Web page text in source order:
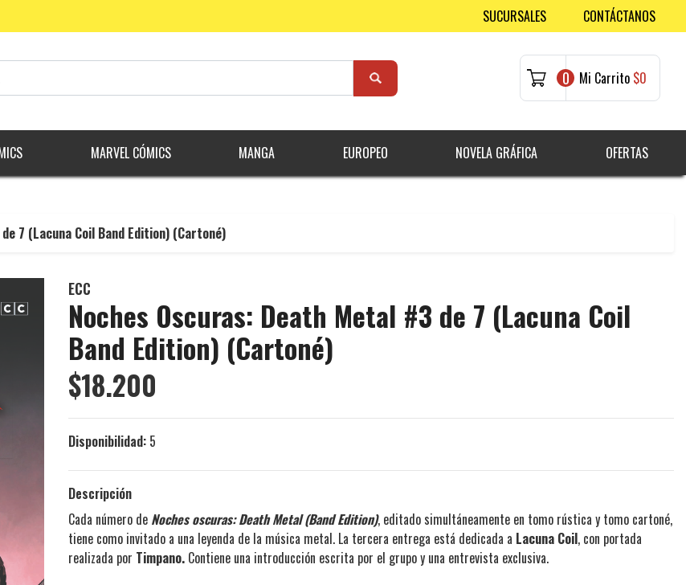
SUCURSALES CONTÁCTANOS
0 Mi Carrito $0
MARVEL CÓMICS MANGA EUROPEO NOVELA GRÁFICA OFERTAS
7 (Lacuna Coil Band Edition) (Cartoné)
ECC
Noches Oscuras: Death Metal #3 de 7 (Lacuna Coil
Band Edition) (Cartoné)
$18.200
Disponibilidad: 5
Descripción
Cada número de Noches oscuras: Death Metal (Band Edition), editado simultáneamente en tomo rústica y tomo cartoné,
tiene como invitado a una leyenda de la música metal. La tercera entrega está dedicada a Lacuna Coil, con portada
realizada por Timpano. Contiene una introducción escrita por el grupo y una entrevista exclusiva.